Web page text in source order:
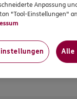
Win-
Anpassung
"Tool-Einstellungen"
Alle